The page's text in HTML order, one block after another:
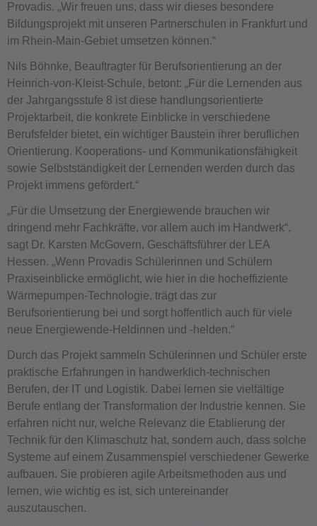
Provadis. „Wir freuen uns, dass wir dieses besondere
Bildungsprojekt mit unseren Partnerschulen in Frankfurt und
im Rhein-Main-Gebiet umsetzen können.“
Nils Böhnke, Beauftragter für Berufsorientierung an der
Heinrich-von-Kleist-Schule, betont: „Für die Lernenden aus
der Jahrgangsstufe 8 ist diese handlungsorientierte
Projektarbeit, die konkrete Einblicke in verschiedene
Berufsfelder bietet, ein wichtiger Baustein ihrer beruflichen
Orientierung. Kooperations- und Kommunikationsfähigkeit
sowie Selbstständigkeit der Lernenden werden durch das
Projekt immens gefördert.“
„Für die Umsetzung der Energiewende brauchen wir
dringend mehr Fachkräfte, vor allem auch im Handwerk“,
sagt Dr. Karsten McGovern, Geschäftsführer der LEA
Hessen. „Wenn Provadis Schülerinnen und Schülern
Praxiseinblicke ermöglicht, wie hier in die hocheffiziente
Wärmepumpen-Technologie, trägt das zur
Berufsorientierung bei und sorgt hoffentlich auch für viele
neue Energiewende-Heldinnen und -helden.“
Durch das Projekt sammeln Schülerinnen und Schüler erste
praktische Erfahrungen in handwerklich-technischen
Berufen, der IT und Logistik. Dabei lernen sie vielfältige
Berufe entlang der Transformation der Industrie kennen. Sie
erfahren nicht nur, welche Relevanz die Etablierung der
Technik für den Klimaschutz hat, sondern auch, dass solche
Systeme auf einem Zusammenspiel verschiedener Gewerke
aufbauen. Sie probieren agile Arbeitsmethoden aus und
lernen, wie wichtig es ist, sich untereinander
auszutauschen.